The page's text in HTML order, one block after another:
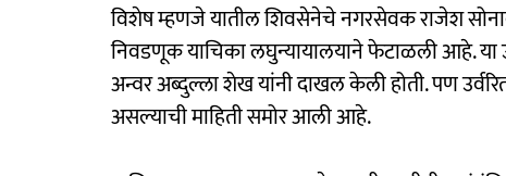
विशेष म्हणजे यातील शिवसेनेचे नगरसेवक राजेश
निवडणूक याचिका लघुन्यायालयाने फेटाळली आहे. या
अन्वर अब्दुल्ला शेख यांनी दाखल केली होती. पण
असल्याची माहिती समोर आली आहे.